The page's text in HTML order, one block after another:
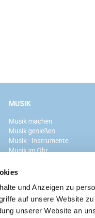
und Anzeigen zu
auf unsere Website
unserer Website an
MUSIK
Musik machen
Musik genießen
Musik - Instrumente
Musik im Ohr
Ev.